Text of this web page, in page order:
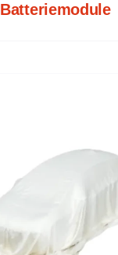
Batteriemodule